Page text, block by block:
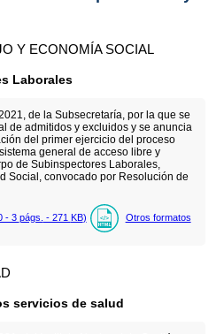
Y ECONOMÍA SOCIAL
Laborales
de la Subsecretaría, por la que se
de admitidos y excluidos y se anuncia
del primer ejercicio del proceso
general de acceso libre y
de Subinspectores Laborales,
Social, convocado por Resolución de
- 3 págs. - 271 KB) Otros formatos
servicios de salud